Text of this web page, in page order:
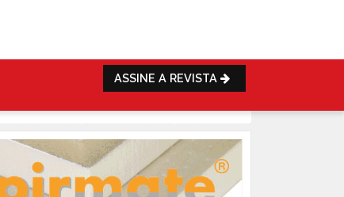
ASSINE A REVISTA